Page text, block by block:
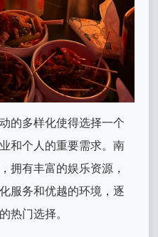
的多样化使得选择一个
和个人的重要需求。南
拥有丰富的娱乐资源，
服务和优越的环境，逐
热门选择。